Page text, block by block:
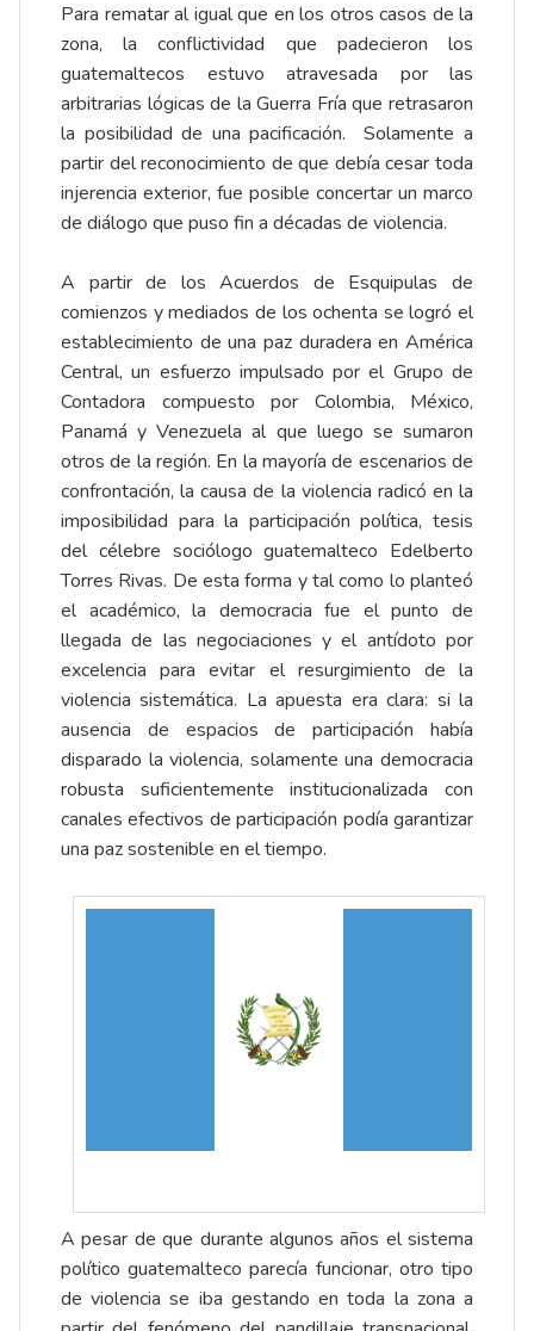
Para rematar al igual que en los otros casos de la
zona, la conflictividad que padecieron los
guatemaltecos estuvo atravesada por las
arbitrarias lógicas de la Guerra Fría que retrasaron
la posibilidad de una pacificación. Solamente a
partir del reconocimiento de que debía cesar toda
injerencia exterior, fue posible concertar un marco
de diálogo que puso fin a décadas de violencia.
A partir de los Acuerdos de Esquipulas de
comienzos y mediados de los ochenta se logró el
establecimiento de una paz duradera en América
Central, un esfuerzo impulsado por el Grupo de
Contadora compuesto por Colombia, México,
Panamá y Venezuela al que luego se sumaron
otros de la región. En la mayoría de escenarios de
confrontación, la causa de la violencia radicó en la
imposibilidad para la participación política, tesis
del célebre sociólogo guatemalteco Edelberto
Torres Rivas. De esta forma y tal como lo planteó
el académico, la democracia fue el punto de
llegada de las negociaciones y el antídoto por
excelencia para evitar el resurgimiento de la
violencia sistemática. La apuesta era clara: si la
ausencia de espacios de participación había
disparado la violencia, solamente una democracia
robusta suficientemente institucionalizada con
canales efectivos de participación podía garantizar
una paz sostenible en el tiempo.
A pesar de que durante algunos años el sistema
político guatemalteco parecía funcionar, otro tipo
de violencia se iba gestando en toda la zona a